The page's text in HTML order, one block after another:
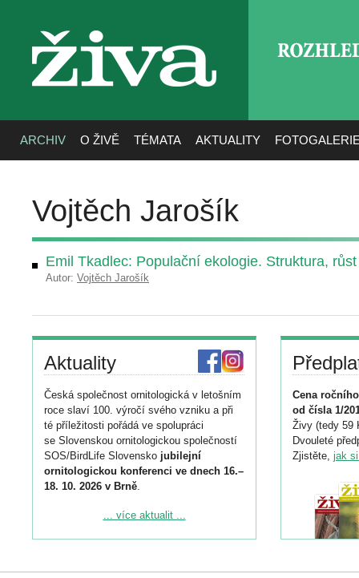
živa
ARCHIV O ŽIVĚ TÉMATA AKTUALITY
Vojtěch Jarošík
Emil Tkadlec: Populační ekologie. Struktura,
Autor: Vojtěch Jarošík
Aktuality
Česká společnost ornitologická v letošním
roce slaví 100. výročí svého vzniku a při
té příležitosti pořádá ve spolupráci
se Slovenskou ornitologickou společností
SOS/BirdLife Slovensko jubilejní
ornitologickou konferenci ve dnech 16.–
18. 10. 2026 v Brně.
Podrobnější informace ke konferenci
Registrovat se můžete do 6. září.
... více aktualit ...
Cena
od čísla 1/
Živy (tedy 59
Dvouleté
Zjistěte, jak